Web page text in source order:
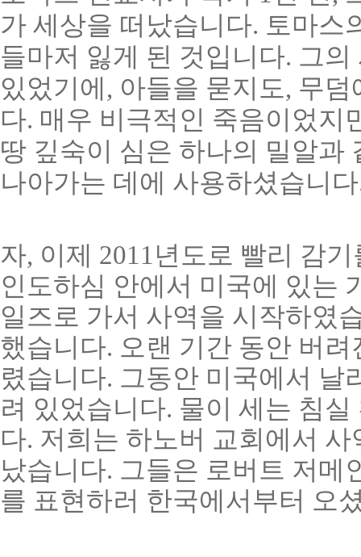
가 세상을 떠났습니다. 토마스
들마저 잃게 된 것입니다. 그
있었기에, 아들을 묻지도, 무
다. 매우 비극적인 죽음이었지
땅 깊숙이 심은 하나의 밀알과
나아가는 데에 사용하셨습니
자, 이제 2011년도로 빨리 감
인도하심 안에서 미국에 있는
일즈로 가서 사역을 시작하였
했습니다. 오랜 기간 동안 버
렸습니다. 그동안 미국에서 날
려 있었습니다. 물이 세는 침
다. 저희는 하노버 교회에서
났습니다. 그들은 로버트 저메
를 표현하러 한국에서부터 오